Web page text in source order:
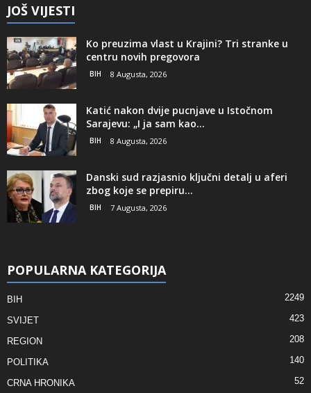
JOŠ VIJESTI
Ko preuzima vlast u Krajini? Tri stranke u
centru novih pregovora
BIH 8 Augusta, 2026
Katić nakon dvije pucnjave u Istočnom
Sarajevu: „I ja sam kao...
BIH 8 Augusta, 2026
Danski sud razjasnio ključni detalj u aferi
zbog koje se prepiru...
BIH 7 Augusta, 2026
POPULARNA KATEGORIJA
BIH 2249
SVIJET 423
REGION 208
POLITIKA 140
CRNA HRONIKA 52